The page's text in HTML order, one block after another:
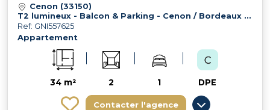
Cenon (33150)
T2 lumineux - Balcon & Parking - Cenon / Bordeaux Bastide
Ref: GNI557625
Appartement
34 m² 2 1 DPE
Contacter l'agence